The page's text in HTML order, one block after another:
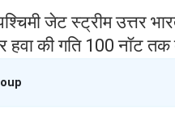
जेट स्ट्रीम
हवा की गति 100 नॉट तक